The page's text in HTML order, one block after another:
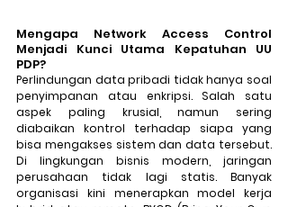
Mengapa Network Access Control
Menjadi Kunci Utama Kepatuhan UU
PDP?
Perlindungan data pribadi tidak hanya soal
penyimpanan atau enkripsi. Salah satu
aspek paling krusial, namun sering
diabaikan kontrol terhadap siapa yang
bisa mengakses sistem dan data tersebut.
Di lingkungan bisnis modern, jaringan
perusahaan tidak lagi statis. Banyak
organisasi kini menerapkan model kerja